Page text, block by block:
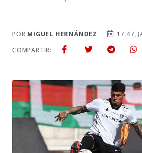
POR MIGUEL HERNÁNDEZ
17:47,
COMPARTIR: